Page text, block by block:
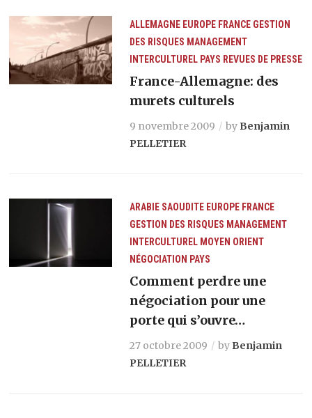
ALLEMAGNE EUROPE FRANCE GESTION
DES RISQUES MANAGEMENT
INTERCULTUREL PAYS REVUES DE PRESSE
France-Allemagne: des
murets culturels
9 novembre 2009 by Benjamin
PELLETIER
ARABIE SAOUDITE EUROPE FRANCE
GESTION DES RISQUES MANAGEMENT
INTERCULTUREL MOYEN ORIENT
NÉGOCIATION PAYS
Comment perdre une
négociation pour une
porte qui s’ouvre…
27 octobre 2009 by Benjamin
PELLETIER